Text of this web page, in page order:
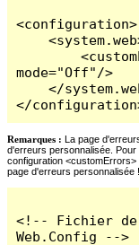
<configuration>
    <system.web>
        <customErrors
mode="Off"/>
    </system.web>
</
Remarques : La page
d'erreurs personnalisée.
configuration
page d'erreurs personnalisée !
<!-- Fichier
Web.Config -->